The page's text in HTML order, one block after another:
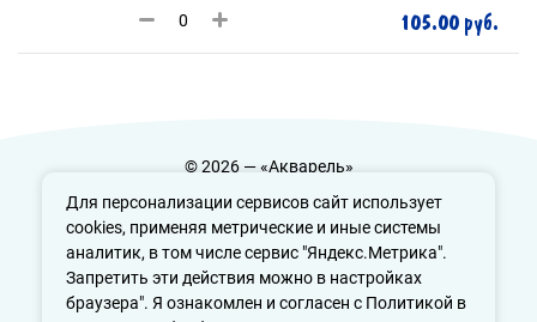
Для персонализации сервисов сайт использует
cookies, применяя метрические и иные системы
аналитик, в том числе сервис "Яндекс.Метрика".
Запретить эти действия можно в настройках
браузера". Я ознакомлен и согласен с Политикой в
105.00 руб.
© 2026 — «Акварель»
Политика конфиденциальности